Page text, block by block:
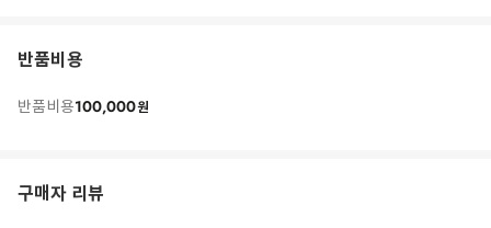
반품비용
반품비용100,000원
구매자 리뷰